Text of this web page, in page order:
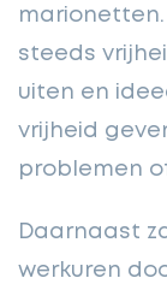
steeds
uiten en
vrijheid
problemen
Daarnaast
werkuren